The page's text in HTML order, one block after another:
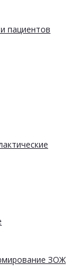
пациентов
ЗОЖ